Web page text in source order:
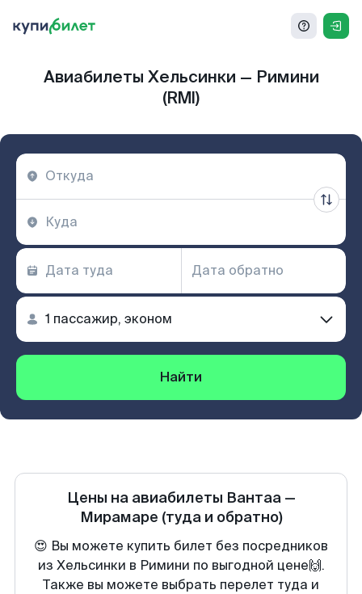
Авиабилеты Хельсинки — Римини
(RMI)
Найти
Цены на авиабилеты Вантаа—
Мирамаре (туда и обратно)
😍 Вы можете купить билет без посредников
из Хельсинки в Римини по выгодной цене🙌.
Также вы можете выбрать перелет туда и